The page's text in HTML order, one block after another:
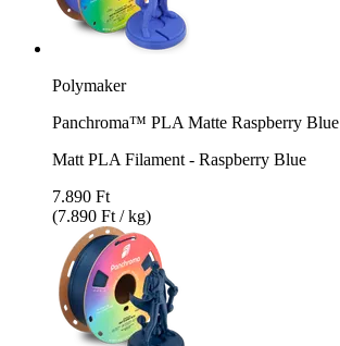
Polymaker
Panchroma™ PLA Matte Raspberry Blue
Matt PLA Filament - Raspberry Blue
7.890 Ft
(7.890 Ft / kg)